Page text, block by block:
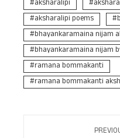
aksharalipi
aksharalipi poems
bhayankaramaina nijam
bhayankaramaina nijam
ramana bommakanti
ramana bommakanti